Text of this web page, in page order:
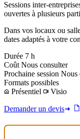
Sessions inter-
ouvertes à plusieurs
Dans vos locaux ou
dates adaptés à votre
Durée 7 h
Coût Nous consulter
Prochaine session Nous
Formats possibles
Présentiel
Visio
Demander un devis